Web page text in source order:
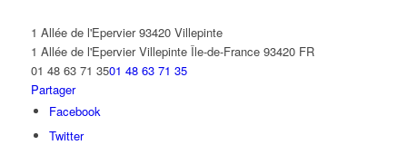
1 Allée de l'Epervier 93420 Villepinte
1 Allée de l'Epervier Villepinte Île-de-France 93420 FR
01 48 63 71 3501 48 63 71 35
Partager
Facebook
Twitter